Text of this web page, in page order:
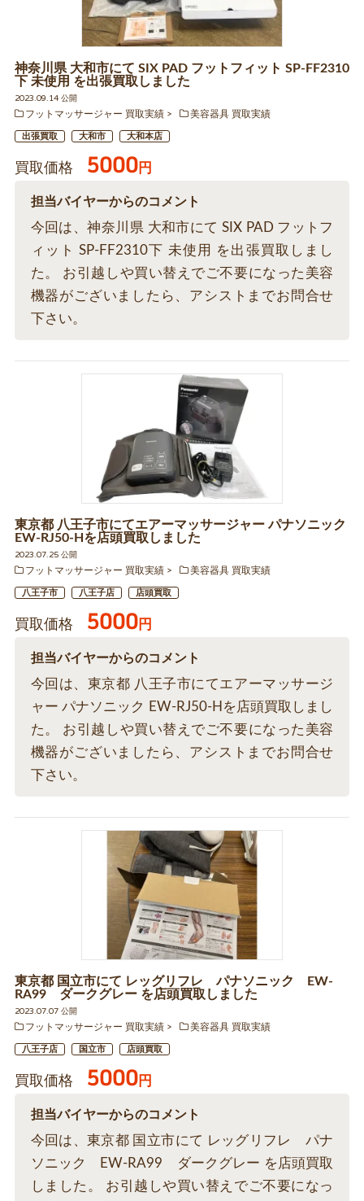
神奈川県 大和市にて SIX PAD フットフィット SP-FF2310
下 未使用 を出張買取しました
2023.09.14 公開
フットマッサージャー 買取実績
美容器具 買取実績
出張買取 大和市 大和本店
買取価格 5000円
担当バイヤーからのコメント
今回は、神奈川県 大和市にて SIX PAD フットフ
ィット SP-FF2310下 未使用 を出張買取しまし
た。 お引越しや買い替えでご不要になった美容
機器がございましたら、アシストまでお問合せ
下さい。
東京都 八王子市にてエアーマッサージャー パナソニック
EW-RJ50-Hを店頭買取しました
2023.07.25 公開
フットマッサージャー 買取実績
美容器具 買取実績
八王子市 八王子店 店頭買取
買取価格 5000円
担当バイヤーからのコメント
今回は、東京都 八王子市にてエアーマッサージ
ャー パナソニック EW-RJ50-Hを店頭買取しまし
た。 お引越しや買い替えでご不要になった美容
機器がございましたら、アシストまでお問合せ
下さい。
東京都 国立市にて レッグリフレ パナソニック EW-
RA99 ダークグレー を店頭買取しました
2023.07.07 公開
フットマッサージャー 買取実績
美容器具 買取実績
八王子店 国立市 店頭買取
買取価格 5000円
担当バイヤーからのコメント
今回は、東京都 国立市にて レッグリフレ パナ
ソニック EW-RA99 ダークグレー を店頭買取
しました。 お引越しや買い替えでご不要になっ